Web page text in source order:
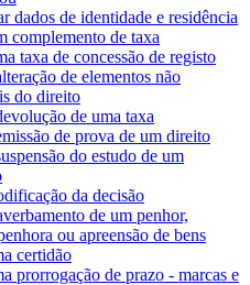
dados de identidade e residência
complemento de taxa
taxa de concessão de registo
de elementos não
do direito
de uma taxa
de prova de um direito
do estudo de um
da decisão
de um penhor,
ou apreensão de bens
certidão
prorrogação de prazo - marcas e